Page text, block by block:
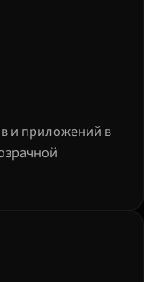
и приложений в